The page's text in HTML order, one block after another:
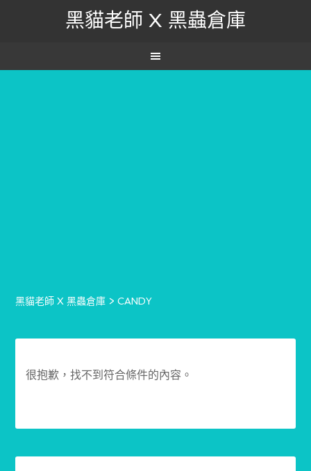
黑貓老師 X 黑蟲倉庫
黑貓老師 X 黑蟲倉庫 >CANDY
很抱歉，找不到符合條件的內容。